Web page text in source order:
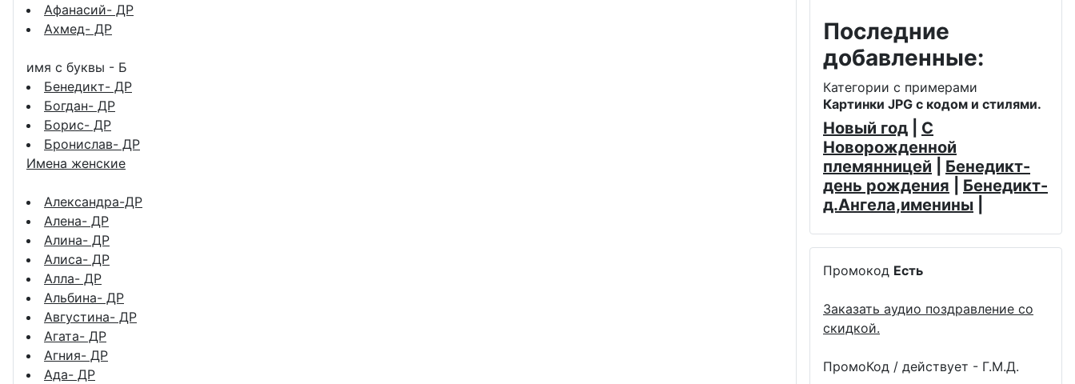
Афанасий- ДР
Ахмед- ДР
имя с буквы - Б
Бенедикт- ДР
Богдан- ДР
Борис- ДР
Бронислав- ДР
Имена женские
Александра-ДР
Алена- ДР
Алина- ДР
Алиса- ДР
Алла- ДР
Альбина- ДР
Августина- ДР
Агата- ДР
Агния- ДР
Ада- ДР
Последние
добавленные:
Категории с примерами
Картинки JPG с кодом и стилями.
Новый год
С
Новорожденной
племянницей
Бенедикт-
день рождения
Бенедикт-
д.Ангела,именины
Промокод Есть
Заказать аудио поздравление со
скидкой.
ПромоКод / действует - Г.М.Д.